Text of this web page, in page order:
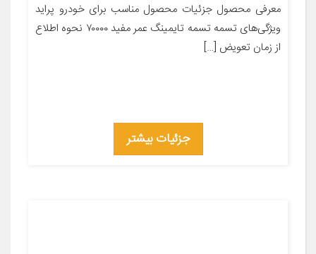
معرفی محصول جزئیات محصول مناسب برای خودرو پراید
ویژگی‌های تسمه تسمه تایمینگ عمر مفید ۷۰۰۰۰ نحوه اطلاع
از زمان تعویض […]
جزئیات بیشتر